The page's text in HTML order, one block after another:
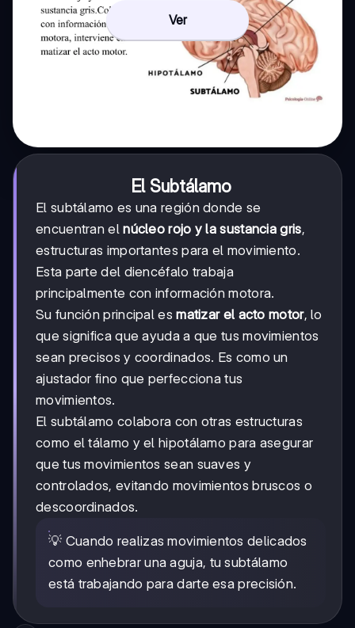
Ver
El Subtálamo
El subtálamo es una región donde se
encuentran elnúcleo rojo y la sustancia gris,
estructuras importantes para el movimiento.
Esta parte del diencéfalo trabaja
principalmente con información motora.
Su función principal esmatizar el acto motor, lo
que significa que ayuda a que tus movimientos
sean precisos y coordinados. Es como un
ajustador fino que perfecciona tus
movimientos.
El subtálamo colabora con otras estructuras
como el tálamo y el hipotálamo para asegurar
que tus movimientos sean suaves y
controlados, evitando movimientos bruscos o
descoordinados.
💡 Cuando realizas movimientos delicados
como enhebrar una aguja, tu subtálamo
está trabajando para darte esa precisión.